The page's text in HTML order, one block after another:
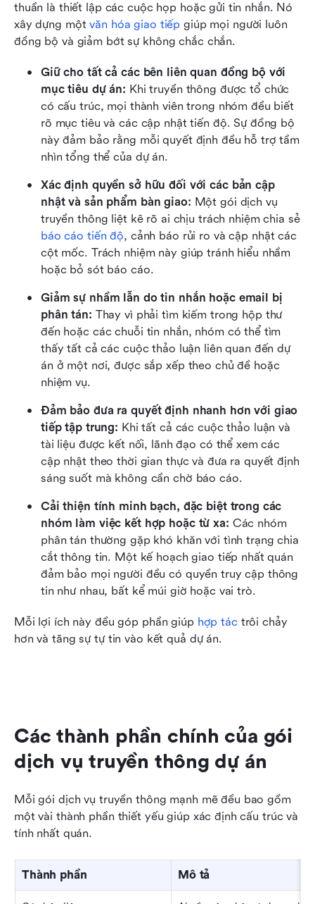
thuần là thiết lập các cuộc họp hoặc gửi tin nhắn. Nó
xây dựng một văn hóa giao tiếp giúp mọi người luôn
đồng bộ và giảm bớt sự không chắc chắn.
Giữ cho tất cả các bên liên quan đồng bộ với
mục tiêu dự án: Khi truyền thông được tổ chức
có cấu trúc, mọi thành viên trong nhóm đều biết
rõ mục tiêu và các cập nhật tiến độ. Sự đồng bộ
này đảm bảo rằng mỗi quyết định đều hỗ trợ tầm
nhìn tổng thể của dự án.
Xác định quyền sở hữu đối với các bản cập
nhật và sản phẩm bàn giao: Một gói dịch vụ
truyền thông liệt kê rõ ai chịu trách nhiệm chia sẻ
báo cáo tiến độ, cảnh báo rủi ro và cập nhật các
cột mốc. Trách nhiệm này giúp tránh hiểu nhầm
hoặc bỏ sót báo cáo.
Giảm sự nhầm lẫn do tin nhắn hoặc email bị
phân tán: Thay vì phải tìm kiếm trong hộp thư
đến hoặc các chuỗi tin nhắn, nhóm có thể tìm
thấy tất cả các cuộc thảo luận liên quan đến dự
án ở một nơi, được sắp xếp theo chủ đề hoặc
nhiệm vụ.
Đảm bảo đưa ra quyết định nhanh hơn với giao
tiếp tập trung: Khi tất cả các cuộc thảo luận và
tài liệu được kết nối, lãnh đạo có thể xem các
cập nhật theo thời gian thực và đưa ra quyết định
sáng suốt mà không cần chờ báo cáo.
Cải thiện tính minh bạch, đặc biệt trong các
nhóm làm việc kết hợp hoặc từ xa: Các nhóm
phân tán thường gặp khó khăn với tình trạng chia
cắt thông tin. Một kế hoạch giao tiếp nhất quán
đảm bảo mọi người đều có quyền truy cập thông
tin như nhau, bất kể múi giờ hoặc vai trò.
Mỗi lợi ích này đều góp phần giúp hợp tác trôi chảy
hơn và tăng sự tự tin vào kết quả dự án.
Các thành phần chính của gói
dịch vụ truyền thông dự án
Mỗi gói dịch vụ truyền thông mạnh mẽ đều bao gồm
một vài thành phần thiết yếu giúp xác định cấu trúc và
tính nhất quán.
Thành phần Mô tả